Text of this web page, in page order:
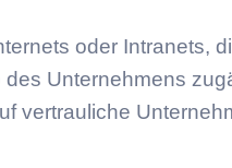
oder Intranets,
Unternehmens
vertrauliche